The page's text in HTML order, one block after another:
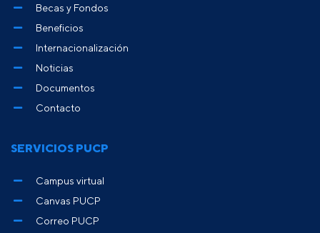
Becas y Fondos
Beneficios
Internacionalización
Noticias
Documentos
Contacto
SERVICIOS PUCP
Campus virtual
Canvas PUCP
Correo PUCP